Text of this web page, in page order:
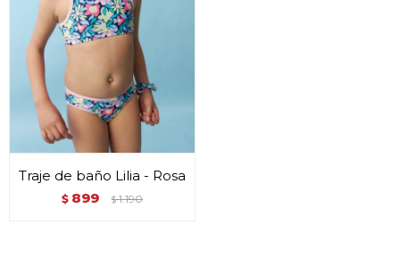
Traje de baño Lilia - Rosa
$ 899 $ 1.190